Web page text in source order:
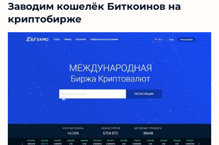
Заводим кошелёк Биткоинов на
криптобирже